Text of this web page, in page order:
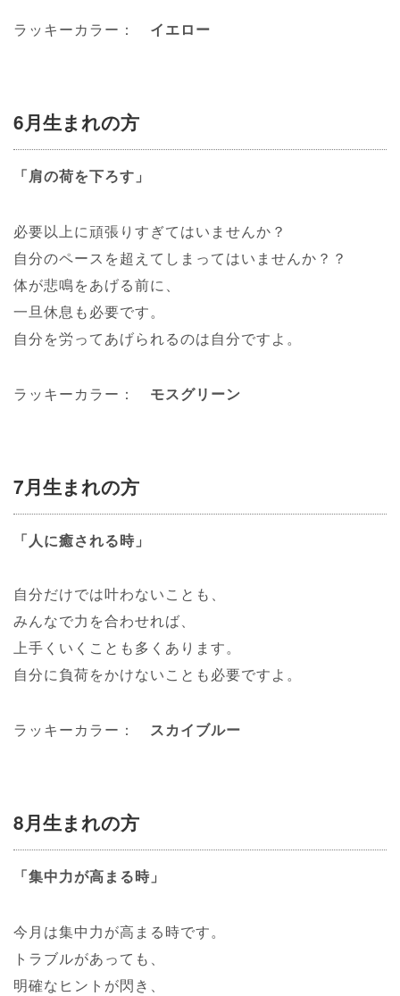
ラッキーカラー： イエロー
6月生まれの方
「肩の荷を下ろす」
必要以上に頑張りすぎてはいませんか？
自分のペースを超えてしまってはいませんか？？
体が悲鳴をあげる前に、
一旦休息も必要です。
自分を労ってあげられるのは自分ですよ。
ラッキーカラー： モスグリーン
7月生まれの方
「人に癒される時」
自分だけでは叶わないことも、
みんなで力を合わせれば、
上手くいくことも多くあります。
自分に負荷をかけないことも必要ですよ。
ラッキーカラー： スカイブルー
8月生まれの方
「集中力が高まる時」
今月は集中力が高まる時です。
トラブルがあっても、
明確なヒントが閃き、